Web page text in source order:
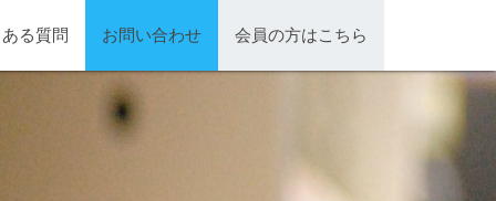
る質問 お問い合わせ 会員の方はこちら